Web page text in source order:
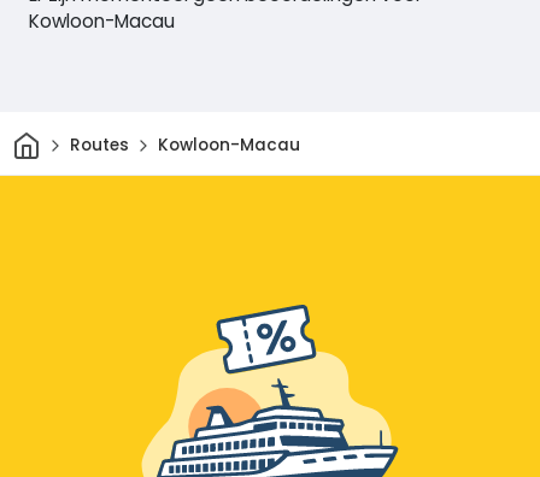
Kowloon-Macau
ThuisRoutes Kowloon-Macau